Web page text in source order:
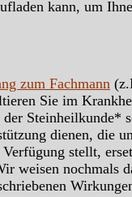
kann, um
zum Fachmann
Sie im
der Steinheilkunde*
dienen, die
stellt,
weisen nochmals